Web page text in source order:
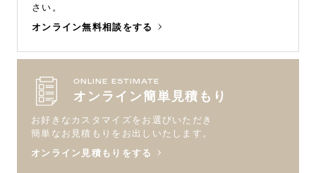
さい。
オンライン無料相談をする
ONLINE ESTIMATE
オンライン簡単見積もり
お好きなカスタマイズをお選びいただき
簡単なお見積もりをお出しいたします。
オンライン見積もりをする